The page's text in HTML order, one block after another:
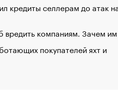
кредиты селлерам до атак
компаниям. Зачем
покупателей яхт и